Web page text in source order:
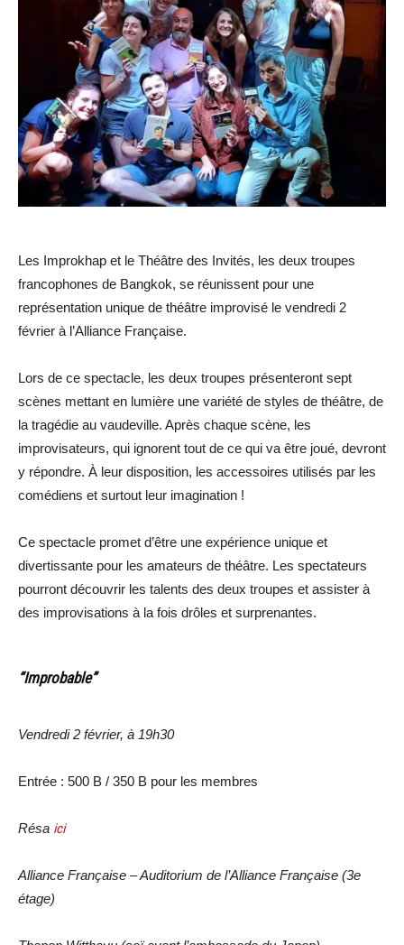
Les Improkhap et le Théâtre des Invités, les deux troupes
francophones de Bangkok, se réunissent pour une
représentation unique de théâtre improvisé le vendredi 2
février à l’Alliance Française.
Lors de ce spectacle, les deux troupes présenteront sept
scènes mettant en lumière une variété de styles de théâtre, de
la tragédie au vaudeville. Après chaque scène, les
improvisateurs, qui ignorent tout de ce qui va être joué, devront
y répondre. À leur disposition, les accessoires utilisés par les
comédiens et surtout leur imagination !
Ce spectacle promet d’être une expérience unique et
divertissante pour les amateurs de théâtre. Les spectateurs
pourront découvrir les talents des deux troupes et assister à
des improvisations à la fois drôles et surprenantes.
“Improbable”
Vendredi 2 février, à 19h30
Entrée : 500 B / 350 B pour les membres
Résa ici
Alliance Française – Auditorium de l’Alliance Française (3e
étage)